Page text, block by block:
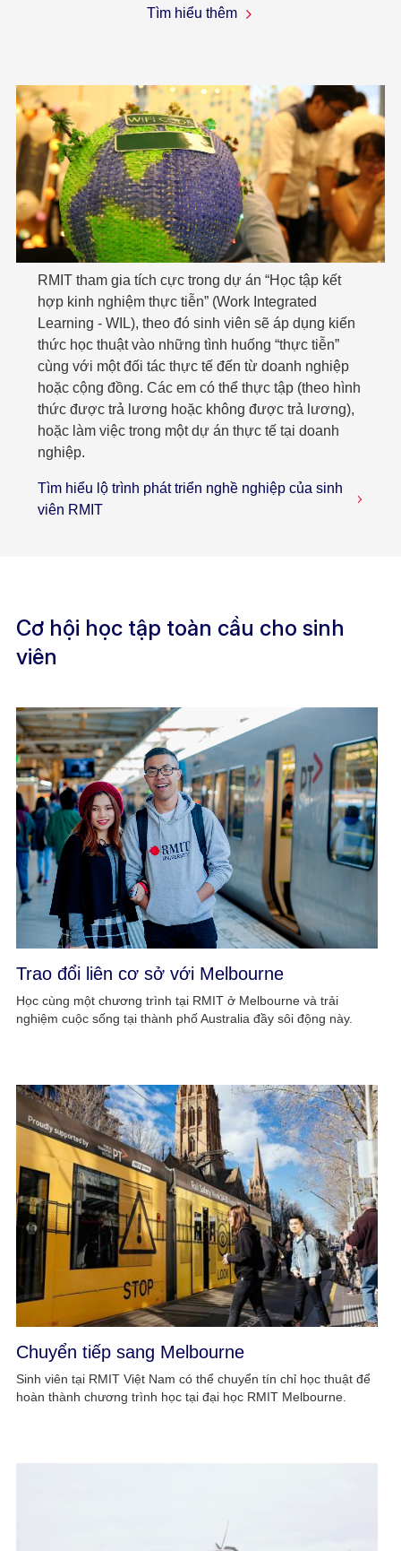
Tìm hiểu thêm
RMIT tham gia tích cực trong dự án “Học tập kết
hợp kinh nghiệm thực tiễn” (Work Integrated
Learning - WIL), theo đó sinh viên sẽ áp dụng kiến
thức học thuật vào những tình huống “thực tiễn”
cùng với một đối tác thực tế đến từ doanh nghiệp
hoặc cộng đồng. Các em có thể thực tập (theo hình
thức được trả lương hoặc không được trả lương),
hoặc làm việc trong một dự án thực tế tại doanh
nghiệp.
Tìm hiểu lộ trình phát triển nghề nghiệp của sinh
viên RMIT
Cơ hội học tập toàn cầu cho sinh
viên
Trao đổi liên cơ sở với Melbourne
Học cùng một chương trình tại RMIT ở Melbourne và trải
nghiệm cuộc sống tại thành phố Australia đầy sôi động này.
Chuyển tiếp sang Melbourne
Sinh viên tại RMIT Việt Nam có thể chuyển tín chỉ học thuật để
hoàn thành chương trình học tại đại học RMIT Melbourne.